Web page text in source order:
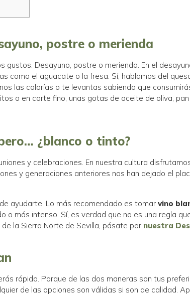
postre o merienda
Desayuno, postre o merienda. En el
como el aguacate o la fresa. Sí, hablamos del
las calorías o te levantas sabiendo que
o en corte fino, unas gotas de aceite de oliva,
¿blanco o tinto?
y celebraciones. En nuestra cultura
y generaciones anteriores nos han dejado el
ayudarte. Lo más recomendado es tomar vino
o más intenso. Sí, es verdad que no es una regla
la Sierra Norte de Sevilla, pásate por nuestra
rápido. Porque de las dos maneras son tus
de las opciones son válidas si son de calidad.